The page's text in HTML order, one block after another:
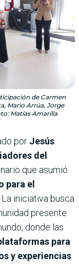
de Carmen
Mario Arrúa, Jorge
Matías Amarilla
por Jesús
del
que asumió
para el
La iniciativa busca
presente
donde las
para
y experiencias